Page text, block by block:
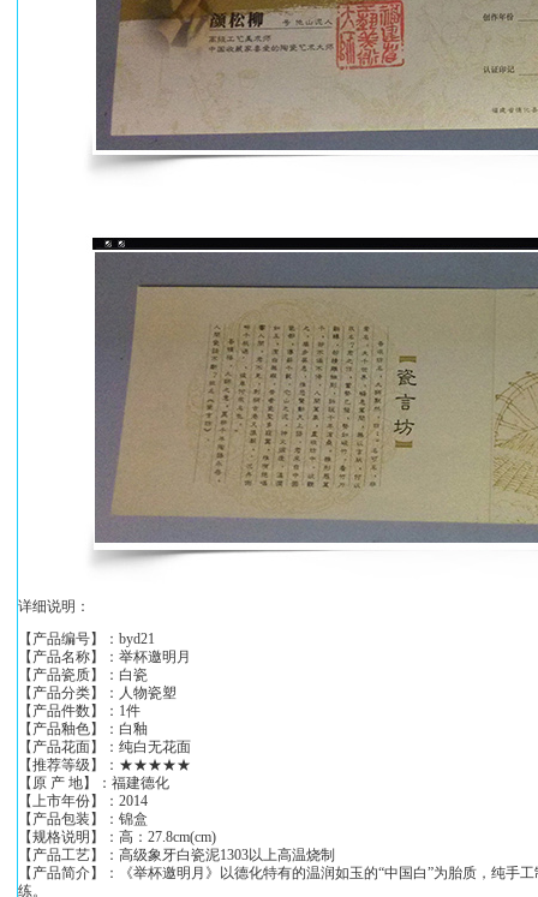
详细说明：
【产品编号】：byd21
【产品名称】：举杯邀明月
【产品瓷质】：白瓷
【产品分类】：人物瓷塑
【产品件数】：1件
【产品釉色】：白釉
【产品花面】：纯白无花面
【推荐等级】：★★★★★
【原 产 地】：福建德化
【上市年份】：2014
【产品包装】：锦盒
【规格说明】：高：27.8cm(cm)
【产品工艺】：高级象牙白瓷泥1303以上高温烧制
【产品简介】：《举杯邀明月》以德化特有的温润如玉的“中国白”为胎质，纯手
练。